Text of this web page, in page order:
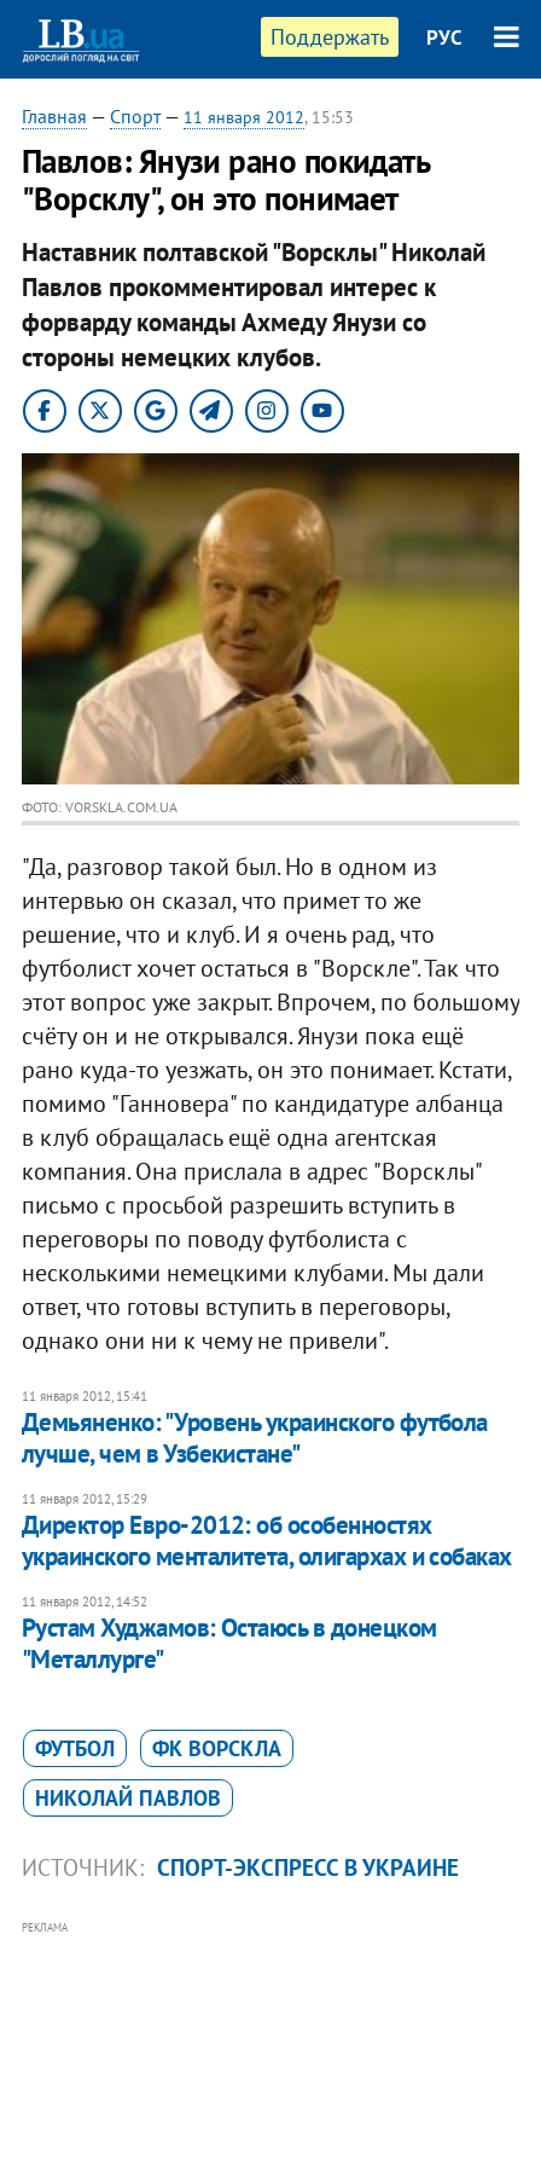
Поддержать РУС
Главная — Спорт— 11 января 2012, 15:53
Павлов: Янузи рано покидать
"Ворсклу", он это понимает
Наставник полтавской "Ворсклы" Николай
Павлов прокомментировал интерес к
форварду команды Ахмеду Янузи со
стороны немецких клубов.
ФОТО: VORSKLA.COM.UA
"Да, разговор такой был. Но в одном из
интервью он сказал, что примет то же
решение, что и клуб. И я очень рад, что
футболист хочет остаться в "Ворскле". Так что
этот вопрос уже закрыт. Впрочем, по большому
счёту он и не открывался. Янузи пока ещё
рано куда-то уезжать, он это понимает. Кстати,
помимо "Ганновера" по кандидатуре албанца
в клуб обращалась ещё одна агентская
компания. Она прислала в адрес "Ворсклы"
письмо с просьбой разрешить вступить в
переговоры по поводу футболиста с
несколькими немецкими клубами. Мы дали
ответ, что готовы вступить в переговоры,
однако они ни к чему не привели".
11 января 2012, 15:41
Демьяненко: "Уровень украинского футбола
лучше, чем в Узбекистане"
11 января 2012, 15:29
Директор Евро-2012: об особенностях
украинского менталитета, олигархах и собаках
11 января 2012, 14:52
Рустам Худжамов: Остаюсь в донецком
"Металлурге"
ФУТБОЛ
ФК ВОРСКЛА
НИКОЛАЙ ПАВЛОВ
ИСТОЧНИК: СПОРТ-ЭКСПРЕСС В УКРАИНЕ
РЕКЛАМА